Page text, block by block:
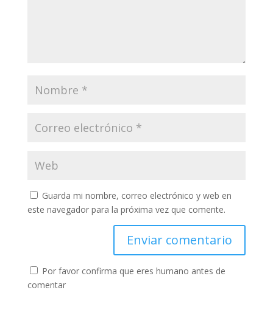
Guarda mi nombre, correo electrónico y web en
este navegador para la próxima vez que comente.
Por favor confirma que eres humano antes de
comentar